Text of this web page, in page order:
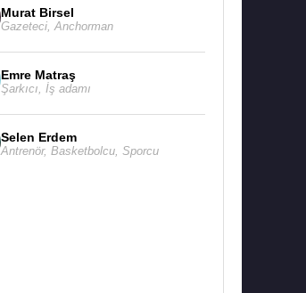
Murat Birsel
Gazeteci Anchorman
Emre Matraş
Şarkıcı İş adamı
Selen Erdem
Antrenör, Basketbolcu Sporcu